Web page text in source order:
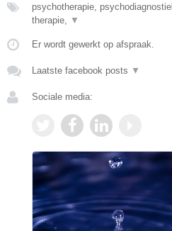
psychotherapie,
therapie,
▼
Er wordt gewerkt op afspraak.
Laatste facebook posts ▼
Sociale media: